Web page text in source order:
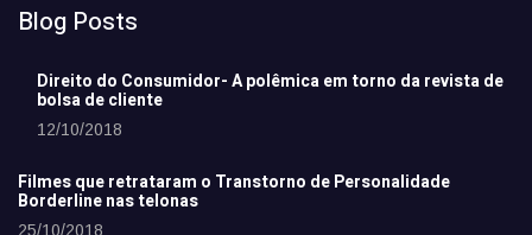
Blog Posts
Direito do Consumidor- A polêmica em torno da revista de
bolsa de cliente
12/10/2018
Filmes que retrataram o Transtorno de Personalidade
Borderline nas telonas
25/10/2018